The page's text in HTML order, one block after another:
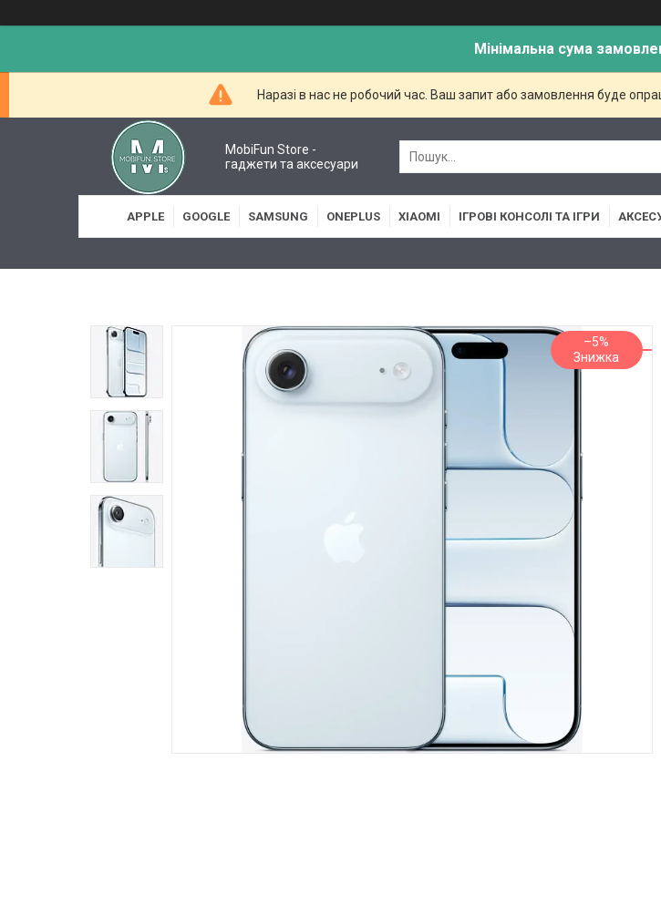
Мінімальна сума
Наразі в нас не робочий час. Ваш запит або замовлення буде
MobiFun Store -
гаджети та аксесуари
APPLE GOOGLE SAMSUNG ONEPLUS XIAOMI ІГРОВІ КОНСОЛІ ТА ІГРИ
–5%